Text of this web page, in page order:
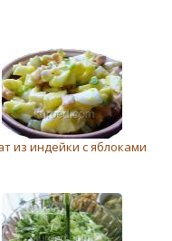
из индейки с яблоками